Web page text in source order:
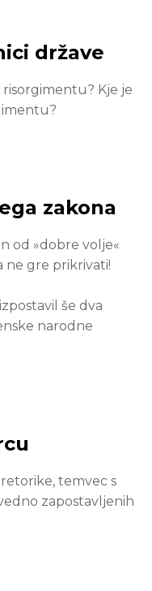
države
Kje je
zakona
od »dobre volje«
ne gre prikrivati!
še dva
narodne
temvec s
zapostavljenih